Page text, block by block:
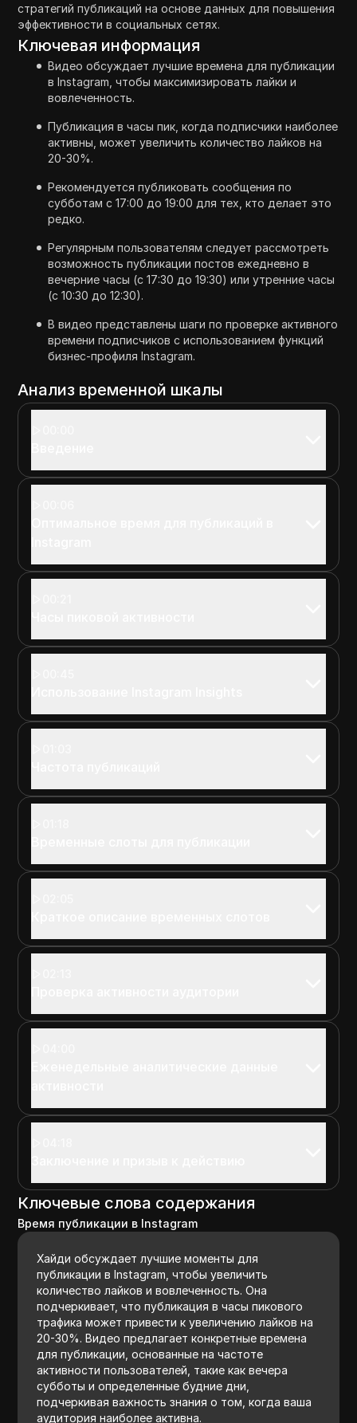
стратегий публикаций на основе данных для повышения
эффективности в социальных сетях.
Ключевая информация
Видео обсуждает лучшие времена для публикации
в Instagram, чтобы максимизировать лайки и
вовлеченность.
Публикация в часы пик, когда подписчики наиболее
активны, может увеличить количество лайков на
20-30%.
Рекомендуется публиковать сообщения по
субботам с 17:00 до 19:00 для тех, кто делает это
редко.
Регулярным пользователям следует рассмотреть
возможность публикации постов ежедневно в
вечерние часы (с 17:30 до 19:30) или утренние часы
(с 10:30 до 12:30).
В видео представлены шаги по проверке активного
времени подписчиков с использованием функций
бизнес-профиля Instagram.
Анализ временной шкалы
Ключевые слова содержания
Время публикации в Instagram
Хайди обсуждает лучшие моменты для
публикации в Instagram, чтобы увеличить
количество лайков и вовлеченность. Она
подчеркивает, что публикация в часы пикового
трафика может привести к увеличению лайков на
20-30%. Видео предлагает конкретные времена
для публикации, основанные на частоте
активности пользователей, такие как вечера
субботы и определенные будние дни,
подчеркивая важность знания о том, когда ваша
аудитория наиболее активна.